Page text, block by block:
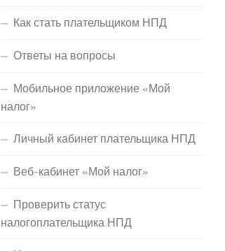
Как стать плательщиком НПД
Ответы на вопросы
Мобильное приложение «Мой
налог»
Личный кабинет плательщика НПД
Веб-кабинет «Мой налог»
Проверить статус
налогоплательщика НПД